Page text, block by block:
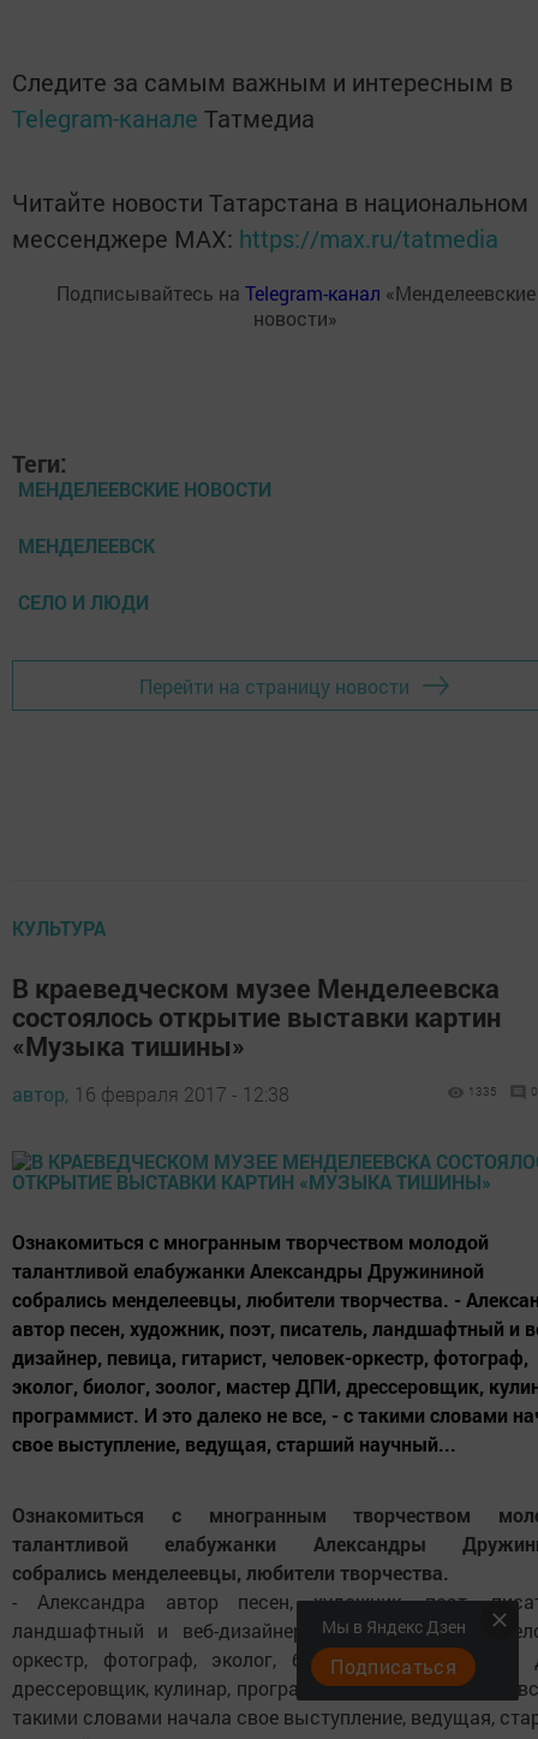
Следите за самым важным и интересным в
Telegram-канале Татмедиа
Читайте новости Татарстана в национальном
мессенджере MАХ: https://max.ru/tatmedia
Подписывайтесь на Telegram-канал «Менделеевские
новости»
Теги:
МЕНДЕЛЕЕВСКИЕ НОВОСТИ
МЕНДЕЛЕЕВСК
СЕЛО И ЛЮДИ
Перейти на страницу новости
КУЛЬТУРА
В краеведческом музее Менделеевска
состоялось открытие выставки картин
«Музыка тишины»
автор, 16 февраля 2017 - 12:38 1335 0
Ознакомиться с многранным творчеством молодой
талантливой елабужанки Александры Дружининой
собрались менделеевцы, любители творчества. -
автор песен, художник, поэт, писатель, ландшафтный и
дизайнер, певица, гитарист, человек-оркестр, фотограф,
эколог, биолог, зоолог, мастер ДПИ, дрессеровщик,
программист. И это далеко не все, - с такими словами
свое выступление, ведущая, старший научный...
Ознакомиться с многранным творчеством
талантливой елабужанки Александры
собрались менделеевцы, любители творчества.
- Александра автор песен, художник, поэт,
ландшафтный и веб-дизайнер, певица, гитарист,
оркестр, фотограф, эколог, биолог, зоолог, мастер
дрессеровщик, кулинар, программист. И это далеко не
такими словами начала свое выступление, ведущая,
Мы в Яндекс Дзен
Подписаться